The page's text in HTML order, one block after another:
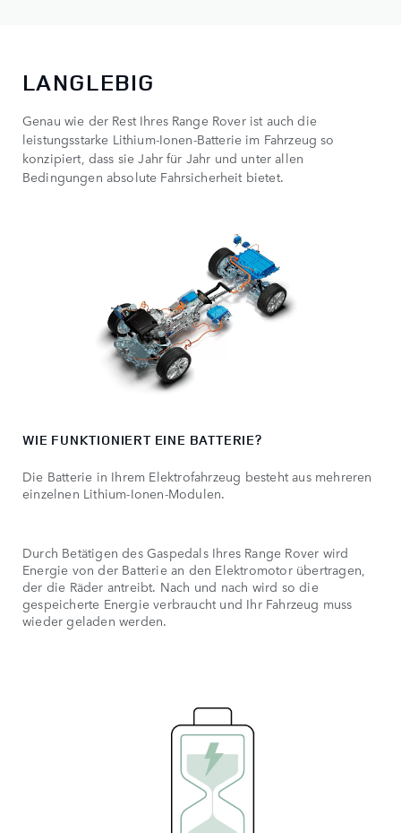
LANGLEBIG
Genau wie der Rest Ihres Range Rover ist auch die
leistungsstarke Lithium-Ionen-Batterie im Fahrzeug so
konzipiert, dass sie Jahr für Jahr und unter allen
Bedingungen absolute Fahrsicherheit bietet.
WIE FUNKTIONIERT EINE BATTERIE?
Die Batterie in Ihrem Elektrofahrzeug besteht aus mehreren
einzelnen Lithium-Ionen-Modulen.
Durch Betätigen des Gaspedals Ihres Range Rover wird
Energie von der Batterie an den Elektromotor übertragen,
der die Räder antreibt. Nach und nach wird so die
gespeicherte Energie verbraucht und Ihr Fahrzeug muss
wieder geladen werden.